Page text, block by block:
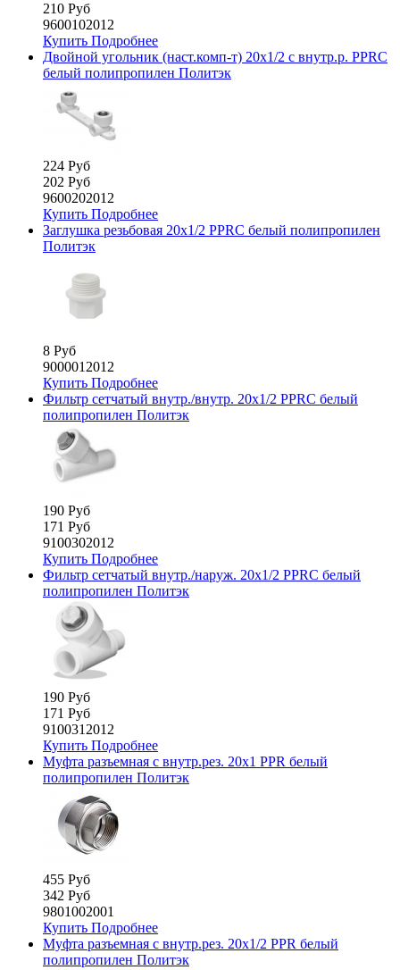
210 Руб
9600102012
Купить Подробнее
Двойной угольник (наст.комп-т) 20х1/2 с внутр.р. PPRC
белый полипропилен Политэк
224 Руб
202 Руб
9600202012
Купить Подробнее
Заглушка резьбовая 20х1/2 PPRС белый полипропилен
Политэк
8 Руб
9000012012
Купить Подробнее
Фильтр сетчатый внутр./внутр. 20х1/2 PPRC белый
полипропилен Политэк
190 Руб
171 Руб
9100302012
Купить Подробнее
Фильтр сетчатый внутр./наруж. 20х1/2 PPRC белый
полипропилен Политэк
190 Руб
171 Руб
9100312012
Купить Подробнее
Муфта разъемная с внутр.рез. 20х1 PPR белый
полипропилен Политэк
455 Руб
342 Руб
9801002001
Купить Подробнее
Муфта разъемная с внутр.рез. 20х1/2 PPR белый
полипропилен Политэк